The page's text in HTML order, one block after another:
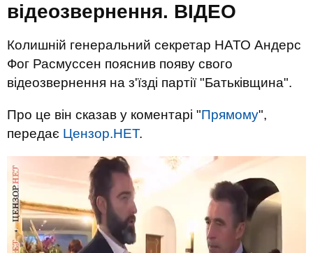
відеозвернення. ВIДЕО
Колишній генеральний секретар НАТО Андерс
Фог Расмуссен пояснив появу свого
відеозвернення на з'їзді партії "Батьківщина".
Про це він сказав у коментарі "Прямому",
передає Цензор.НЕТ.